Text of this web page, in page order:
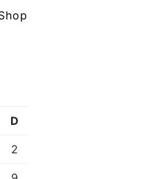
D
2